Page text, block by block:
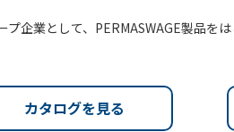
プ企業として、PERMASWAGE製品を
カタログを見る